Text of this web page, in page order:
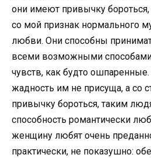
они имеют привычку
со мой признак нормального
любви. Они способны
всеми возможными
чувств, как будто
жадность им не присуща, а со
привычку бороться, таким
способность романтически
женщину любят очень
практически, не показушно: